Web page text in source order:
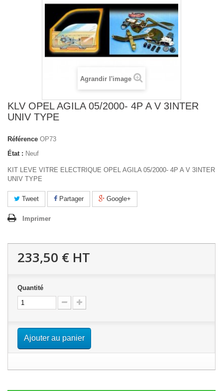
Agrandir l'image
KLV OPEL AGILA 05/2000- 4P A V 3INTER
UNIV TYPE
Référence OP73
État : Neuf
KIT LEVE VITRE ELECTRIQUE OPEL AGILA 05/2000- 4P A V 3INTER
UNIV TYPE
Tweet Partager Google+
Imprimer
233,50 € HT
Quantité
Ajouter au panier